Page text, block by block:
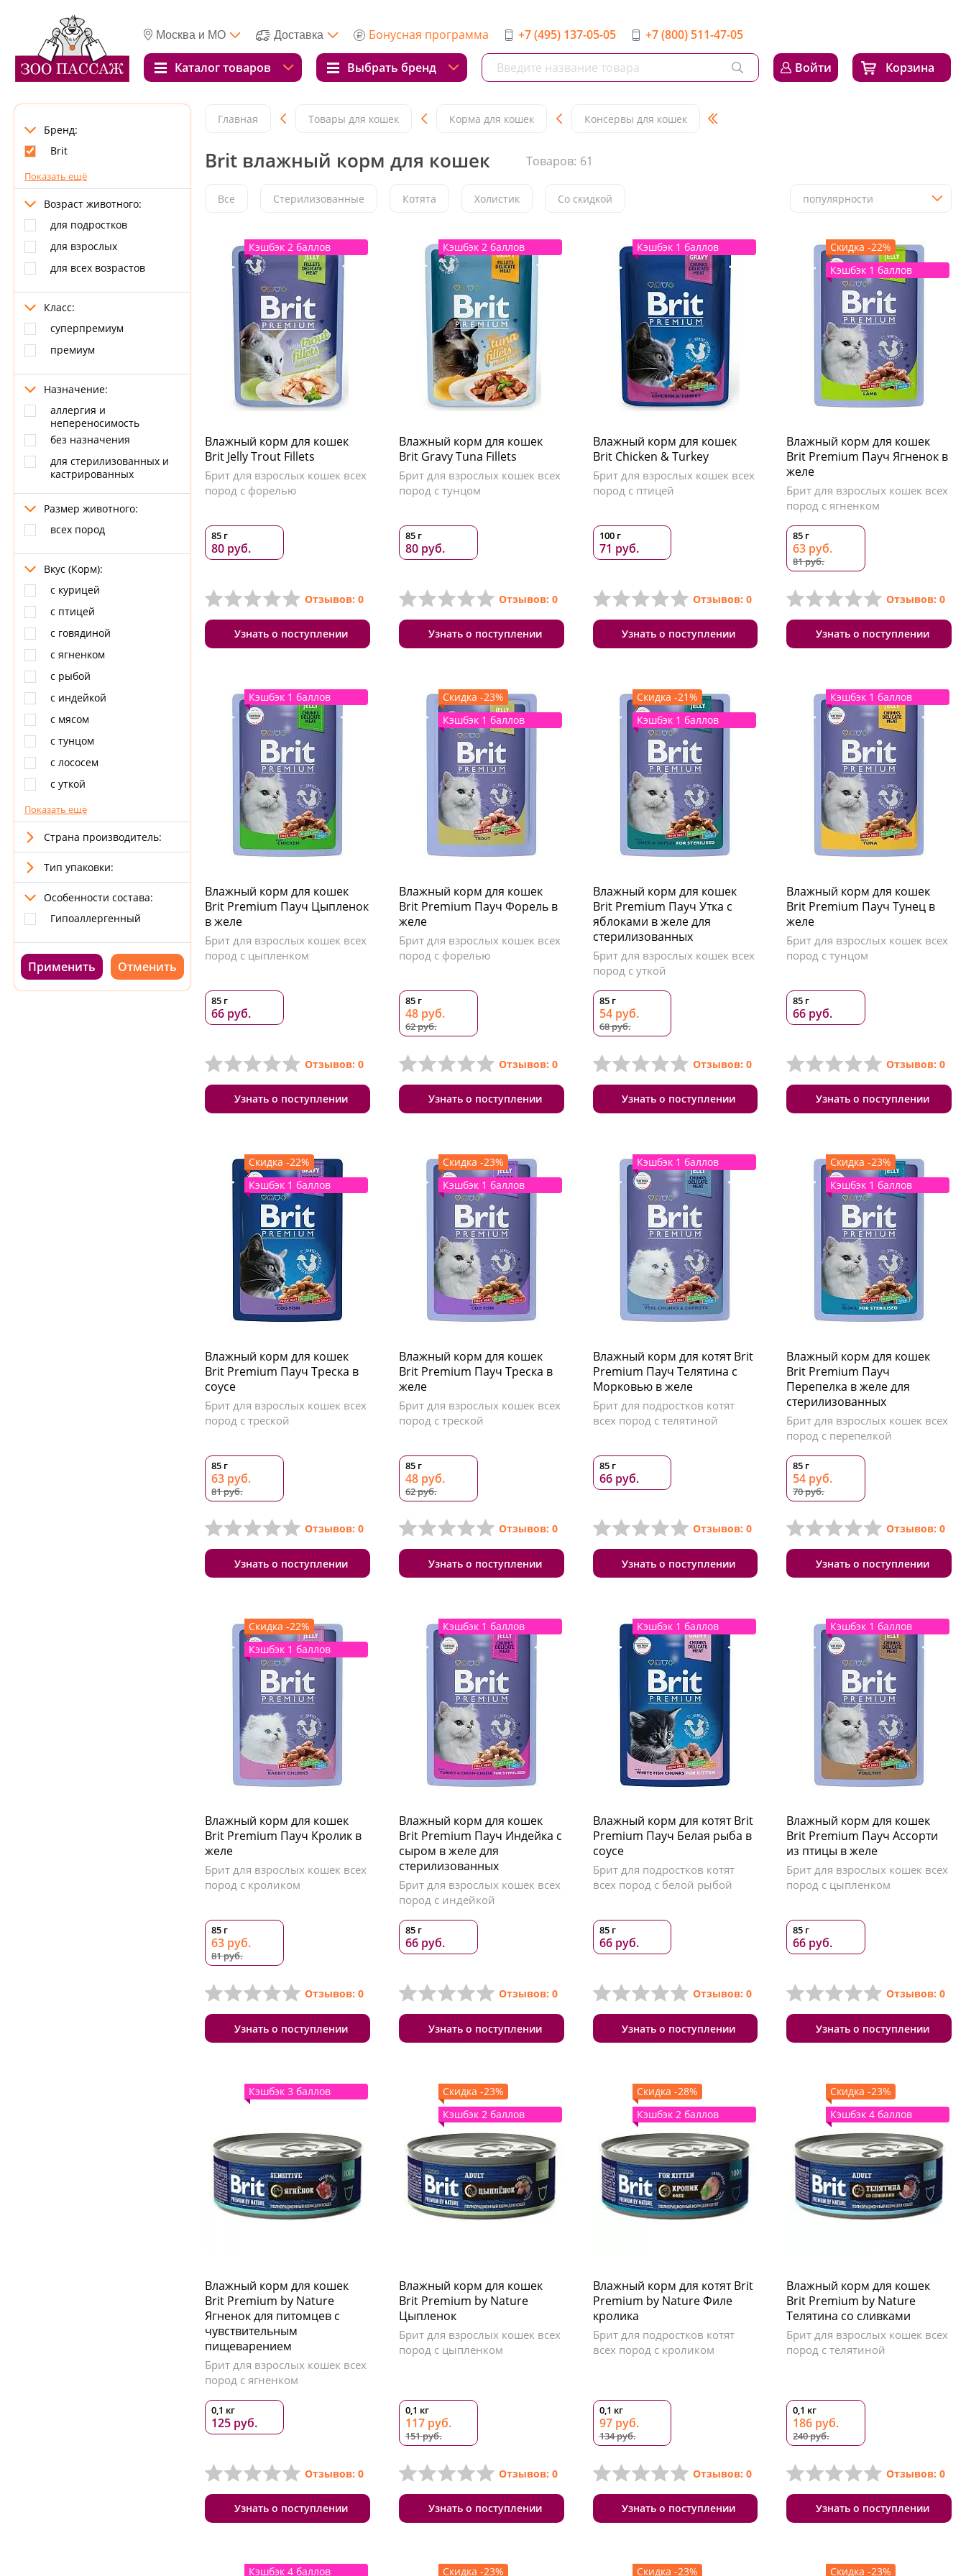
Москва и МО Доставка Бонусная программа +7 (495) 137-05-05 +7 (800) 511-47-05
Каталог товаров Выбрать бренд Войти Корзина
Бренд:
Brit
Показать ещё
Возраст животного:
для подростков
для взрослых
для всех возрастов
Класс:
суперпремиум
премиум
Назначение:
аллергия и
непереносимость
без назначения
для стерилизованных и
кастрированных
Размер животного:
всех пород
Вкус (Корм):
с курицей
с птицей
с говядиной
с ягненком
с рыбой
с индейкой
с мясом
с тунцом
с лососем
с уткой
Показать ещё
Страна производитель:
Тип упаковки:
Особенности состава:
Гипоаллергенный
Применить
Главная Товары для кошек Корма для кошек Консервы для кошек
Brit влажный корм для кошек Товаров: 61
Все Стерилизованные Котята Холистик Со скидкой популярности
Кэшбэк 2 баллов
Влажный корм для кошек
Brit Jelly Trout Fillets
Брит для взрослых кошек всех
пород с форелью
85 г
80 руб.
Отзывов: 0
Узнать о поступлении
Кэшбэк 2 баллов
Влажный корм для кошек
Brit Gravy Tuna Fillets
Брит для взрослых кошек всех
пород с тунцом
85 г
80 руб.
Отзывов: 0
Узнать о поступлении
Кэшбэк 1 баллов
Влажный корм для кошек
Brit Chicken & Turkey
Брит для взрослых кошек всех
пород с птицей
100 г
71 руб.
Отзывов: 0
Узнать о поступлении
Скидка -22%
Кэшбэк 1 баллов
Влажный корм для кошек
Brit Premium Пауч Ягненок в
желе
Брит для взрослых кошек всех
пород с ягненком
85 г
63 руб.
81 руб.
Отзывов: 0
Узнать о поступлении
Кэшбэк 1 баллов
Влажный корм для кошек
Brit Premium Пауч Цыпленок
в желе
Брит для взрослых кошек всех
пород с цыпленком
85 г
66 руб.
Отзывов: 0
Узнать о поступлении
Скидка -23%
Кэшбэк 1 баллов
Влажный корм для кошек
Brit Premium Пауч Форель в
желе
Брит для взрослых кошек всех
пород с форелью
85 г
48 руб.
62 руб.
Отзывов: 0
Узнать о поступлении
Скидка -21%
Кэшбэк 1 баллов
Влажный корм для кошек
Brit Premium Пауч Утка с
яблоками в желе для
стерилизованных
Брит для взрослых кошек всех
пород с уткой
85 г
54 руб.
68 руб.
Отзывов: 0
Узнать о поступлении
Кэшбэк 1 баллов
Влажный корм для кошек
Brit Premium Пауч Тунец в
желе
Брит для взрослых кошек всех
пород с тунцом
85 г
66 руб.
Отзывов: 0
Узнать о поступлении
Скидка -22%
Кэшбэк 1 баллов
Влажный корм для кошек
Brit Premium Пауч Треска в
соусе
Брит для взрослых кошек всех
пород с треской
85 г
63 руб.
81 руб.
Отзывов: 0
Узнать о поступлении
Скидка -23%
Кэшбэк 1 баллов
Влажный корм для кошек
Brit Premium Пауч Треска в
желе
Брит для взрослых кошек всех
пород с треской
85 г
48 руб.
62 руб.
Отзывов: 0
Узнать о поступлении
Кэшбэк 1 баллов
Влажный корм для котят Brit
Premium Пауч Телятина с
Морковью в желе
Брит для подростков котят
всех пород с телятиной
85 г
66 руб.
Отзывов: 0
Узнать о поступлении
Скидка -23%
Кэшбэк 1 баллов
Влажный корм для кошек
Brit Premium Пауч
Перепелка в желе для
стерилизованных
Брит для взрослых кошек всех
пород с перепелкой
85 г
54 руб.
70 руб.
Отзывов: 0
Узнать о поступлении
Скидка -22%
Кэшбэк 1 баллов
Влажный корм для кошек
Brit Premium Пауч Кролик в
желе
Брит для взрослых кошек всех
пород с кроликом
85 г
63 руб.
81 руб.
Отзывов: 0
Узнать о поступлении
Кэшбэк 1 баллов
Влажный корм для кошек
Brit Premium Пауч Индейка с
сыром в желе для
стерилизованных
Брит для взрослых кошек всех
пород с индейкой
85 г
66 руб.
Отзывов: 0
Узнать о поступлении
Кэшбэк 1 баллов
Влажный корм для котят Brit
Premium Пауч Белая рыба в
соусе
Брит для подростков котят
всех пород с белой рыбой
85 г
66 руб.
Отзывов: 0
Узнать о поступлении
Кэшбэк 1 баллов
Влажный корм для кошек
Brit Premium Пауч Ассорти
из птицы в желе
Брит для взрослых кошек всех
пород с цыпленком
85 г
66 руб.
Отзывов: 0
Узнать о поступлении
Кэшбэк 3 баллов
Влажный корм для кошек
Brit Premium by Nature
Ягненок для питомцев с
чувствительным
пищеварением
Брит для взрослых кошек всех
пород с ягненком
0,1 кг
125 руб.
Отзывов: 0
Узнать о поступлении
Скидка -23%
Кэшбэк 2 баллов
Влажный корм для кошек
Brit Premium by Nature
Цыпленок
Брит для взрослых кошек всех
пород с цыпленком
0,1 кг
117 руб.
151 руб.
Отзывов: 0
Узнать о поступлении
Скидка -28%
Кэшбэк 2 баллов
Влажный корм для котят Brit
Premium by Nature Филе
кролика
Брит для подростков котят
всех пород с кроликом
0,1 кг
97 руб.
134 руб.
Отзывов: 0
Узнать о поступлении
Скидка -23%
Кэшбэк 4 баллов
Влажный корм для кошек
Brit Premium by Nature
Телятина со сливками
Брит для взрослых кошек всех
пород с телятиной
0,1 кг
186 руб.
240 руб.
Отзывов: 0
Узнать о поступлении
Кэшбэк 4 баллов Скидка -23% Скидка -23% Скидка -23%